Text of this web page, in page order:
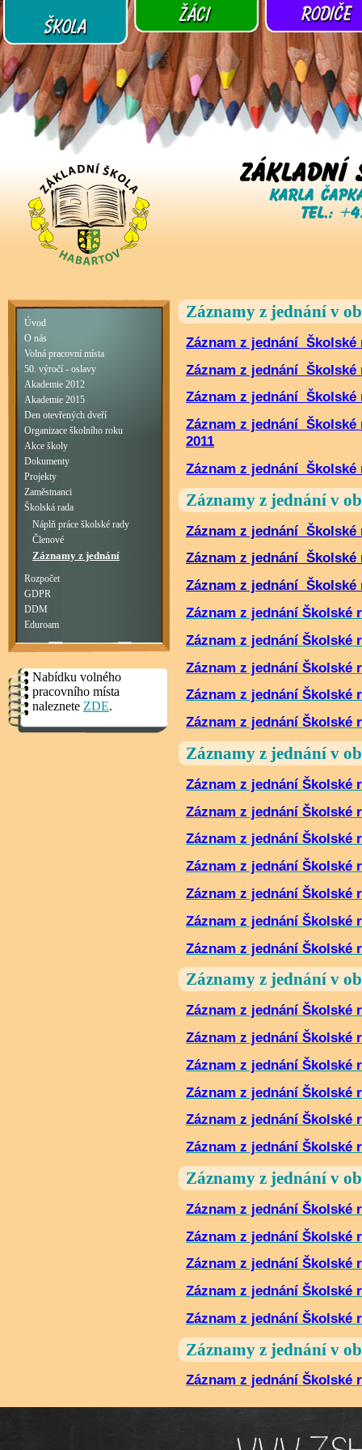
Úvod
O nás
Volná pracovní místa
50. výročí - oslavy
Akademie 2012
Akademie 2015
Den otevřených dveří
Organizace školního roku
Akce školy
Dokumenty
Projekty
Zaměstnanci
Školská rada
Náplň práce školské rady
Členové
Záznamy z jednání
Rozpočet
GDPR
DDM
Eduroam
Nabídku volného
pracovního místa
naleznete ZDE.
Záznamy z jednání v
Záznam z jednání Školské
Záznam z jednání Školské
Záznam z jednání Školské
Záznam z jednání
2011
Záznam z jednání Školské
Záznamy z jednání v
Záznam z jednání Školské
Záznam z jednání Školské
Záznam z jednání Školské
Záznam z jednání Školské
Záznam z jednání Školské
Záznam z jednání Školské
Záznam z jednání Školské
Záznam z jednání Školské
Záznamy z jednání v
Záznam z jednání Školské
Záznam z jednání Školské
Záznam z jednání Školské
Záznam z jednání Školské
Záznam z jednání Školské
Záznam z jednání Školské
Záznam z jednání Školské
Záznamy z jednání v
Záznam z jednání Školské
Záznam z jednání Školské
Záznam z jednání Školské
Záznam z jednání Školské
Záznam z jednání Školské
Záznam z jednání Školské
Záznamy z jednání v
Záznam z jednání Školské
Záznam z jednání Školské
Záznam z jednání Školské
Záznam z jednání Školské
Záznam z jednání Školské
Záznamy z jednání v
Záznam z jednání Školské